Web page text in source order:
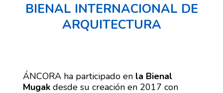
BIENAL INTERNACIONAL DE
ARQUITECTURA
ÁNCORA ha participado en la Bienal
Mugakdesde su creación en 2017 con